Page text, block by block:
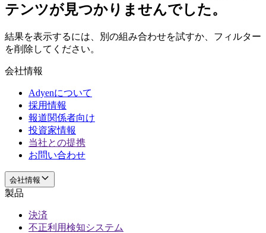
テンツが見つかりませんでした。
結果を表示するには、別の組み合わせを試すか、フィルター
を削除してください。
会社情報
Adyenについて
採用情報
報道関係者向け
投資家情報
当社との提携
お問い合わせ
会社情報
製品
決済
不正利用検知システム